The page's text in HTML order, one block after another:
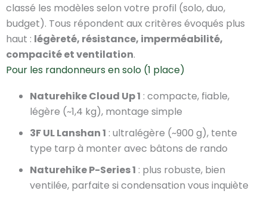
classé les modèles selon votre profil (solo, duo,
budget). Tous répondent aux critères évoqués plus
haut : légèreté, résistance, imperméabilité,
compacité et ventilation.
Pour les randonneurs en solo (1 place)
Naturehike Cloud Up 1 : compacte, fiable,
légère (~1,4 kg), montage simple
3F UL Lanshan 1 : ultralégère (~900 g), tente
type tarp à monter avec bâtons de rando
Naturehike P-Series 1 : plus robuste, bien
ventilée, parfaite si condensation vous inquiète